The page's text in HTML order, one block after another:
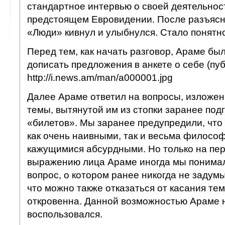
стандартное интервью о своей
предстоящем Евровидении. После
«Люди» кивнул и улыбнулся. Стало
Перед тем, как начать разговор, Араме
дописать предложения в анкете о себе
http://i.news.am/man/a000001.jpg
Далее Араме ответил на вопросы,
темы, вытянутой им из стопки заранее
«билетов». Мы заранее предупредили,
как очень наивными, так и весьма
кажущимися абсурдными. Но только на
выражению лица Араме иногда мы
вопрос, о котором ранее никогда не
что можно также отказаться от касания
откровенна. Данной возможностью Араме
воспользовался.